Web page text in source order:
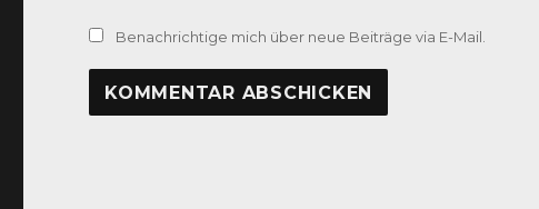
Benachrichtige mich über neue Beiträge via E-Mail.